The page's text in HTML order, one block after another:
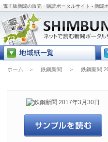
電子版新聞の販売・購読ポータルサイト - 新聞
ホーム ＞ 鉄鋼新聞 ＞ 鉄鋼新聞